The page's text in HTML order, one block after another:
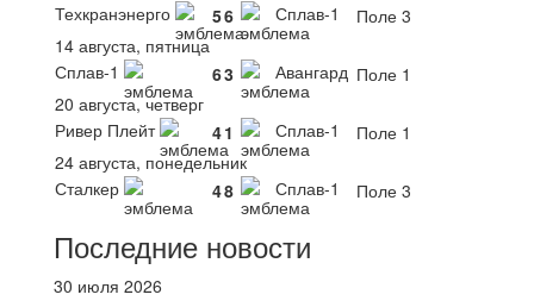
Техкранэнерго
56 Сплав-1
Поле 3
14 августа, пятница
Сплав-1
63 Авангард Поле 1
20 августа, четверг
Ривер Плейт
41 Сплав-1
Поле 1
24 августа, понедельник
Сталкер
48 Сплав-1 Поле 3
Последние новости
30 июля 2026